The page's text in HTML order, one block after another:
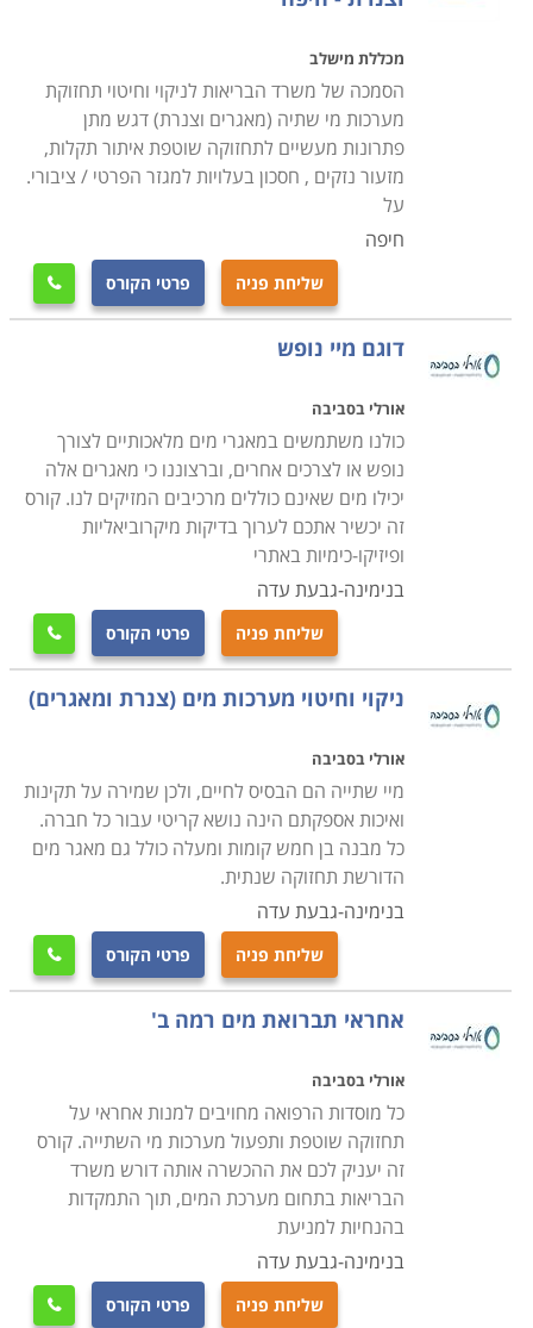
אינסטלציה בבאר שבע, חיפה ובערים גדולות נוספות.
מכללת מישלב
הסמכה של משרד הבריאות לניקוי וחיטוי תחזוקת
מערכות מי שתיה (מאגרים וצנרת) דגש מתן
פתרונות מעשיים לתחזוקה שוטפת איתור תקלות,
מזעור נזקים , חסכון בעלויות למגזר הפרטי / ציבורי.
על
חיפה
שליחת פניה פרטי הקורס 
דוגם מיי נופש
אורלי בסביבה
כולנו משתמשים במאגרי מים מלאכותיים לצורך
נופש או לצרכים אחרים, וברצוננו כי מאגרים אלה
יכילו מים שאינם כוללים מרכיבים המזיקים לנו. קורס
זה יכשיר אתכם לערוך בדיקות מיקרוביאליות
ופיזיקו-כימיות באתרי
בנימינה-גבעת עדה
שליחת פניה פרטי הקורס 
ניקוי וחיטוי מערכות מים (צנרת ומאגרים)
אורלי בסביבה
מיי שתייה הם הבסיס לחיים, ולכן שמירה על תקינות
ואיכות אספקתם הינה נושא קריטי עבור כל חברה.
כל מבנה בן חמש קומות ומעלה כולל גם מאגר מים
הדורשת תחזוקה שנתית.
בנימינה-גבעת עדה
שליחת פניה פרטי הקורס 
אחראי תברואת מים רמה ב'
אורלי בסביבה
כל מוסדות הרפואה מחויבים למנות אחראי על
תחזוקה שוטפת ותפעול מערכות מי השתייה. קורס
זה יעניק לכם את ההכשרה אותה דורש משרד
הבריאות בתחום מערכת המים, תוך התמקדות
בהנחיות למניעת
בנימינה-גבעת עדה
שליחת פניה פרטי הקורס 